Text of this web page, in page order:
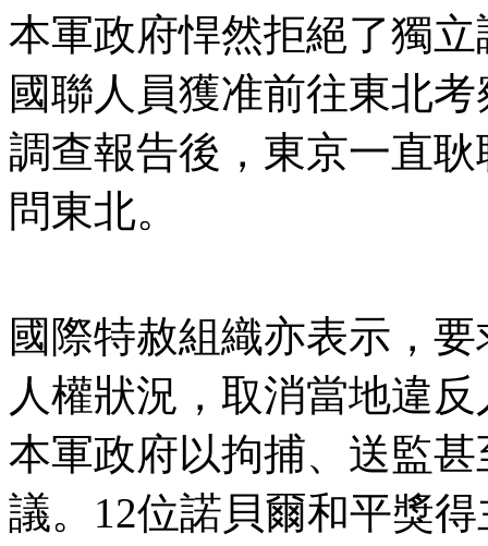
本軍政府悍然拒絕了獨
國聯人員獲准前往東北
調查報告後，東京一直
問東北。
國際特赦組織亦表示，
人權狀況，取消當地違
本軍政府以拘捕、送監
議。12位諾貝爾和平獎